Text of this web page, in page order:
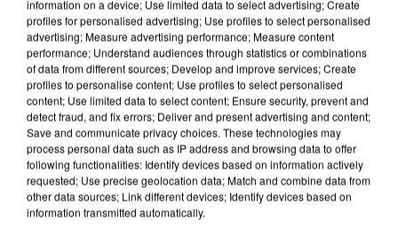
UN SECOND CADRE DE LA DZ MAFIA
INTERPELLÉ EN ALGÉRIE
information on a device; Use limited data to select advertising; Create
profiles for personalised advertising; Use profiles to select personalised
advertising; Measure advertising performance; Measure content
performance; Understand audiences through statistics or combinations
of data from different sources; Develop and improve services; Create
profiles to personalise content; Use profiles to select personalised
content; Use limited data to select content; Ensure security, prevent and
detect fraud, and fix errors; Deliver and present advertising and content;
Save and communicate privacy choices. These technologies may
process personal data such as IP address and browsing data to offer
following functionalities: Identify devices based on information actively
requested; Use precise geolocation data; Match and combine data from
other data sources; Link different devices; Identify devices based on
information transmitted automatically.